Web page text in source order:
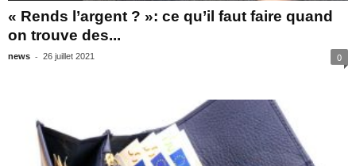
« Rends l’argent ? »: ce qu’il faut faire quand
on trouve des...
news - 26 juillet 2021 0